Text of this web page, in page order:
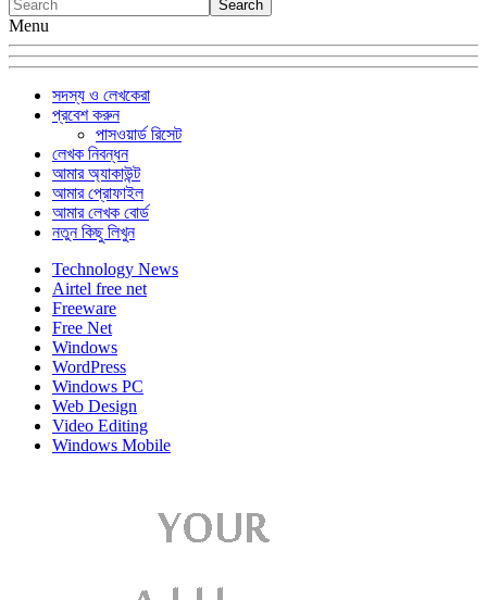
Menu
সদস্য ও লেখকেরা
প্রবেশ করুন
পাসওয়ার্ড রিসেট
লেখক নিবন্ধন
আমার অ্যাকাউন্ট
আমার প্রোফাইল
আমার লেখক বোর্ড
নতুন কিছু লিখুন
Technology News
Airtel free net
Freeware
Free Net
Windows
WordPress
Windows PC
Web Design
Video Editing
Windows Mobile